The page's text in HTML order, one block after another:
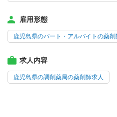
雇用形態
鹿児島県のパート・アルバイトの薬剤
求人内容
鹿児島県の調剤薬局の薬剤師求人